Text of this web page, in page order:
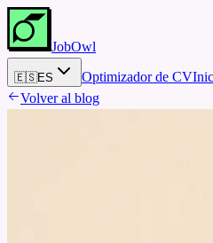
JobOwl
🇪🇸ES Optimizador de CV
Volver al blog